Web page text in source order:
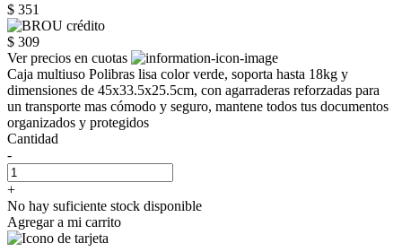
$ 351
$ 309
Ver precios en cuotas
Caja multiuso Polibras lisa color verde, soporta hasta 18kg y
dimensiones de 45x33.5x25.5cm, con agarraderas reforzadas para
un transporte mas cómodo y seguro, mantene todos tus documentos
organizados y protegidos
Cantidad
-
+
No hay suficiente stock disponible
Agregar a mi carrito